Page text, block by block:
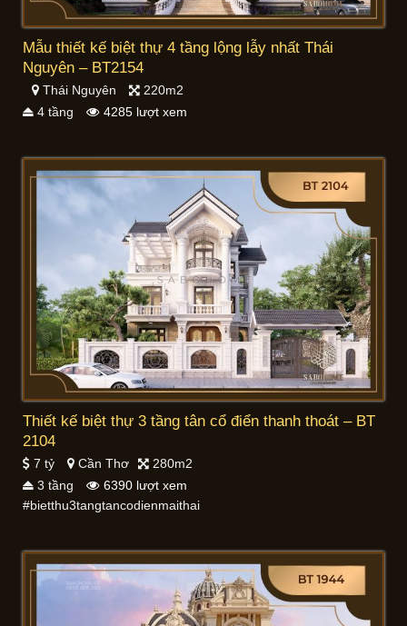
Mẫu thiết kế biệt thự 4 tầng lộng lẫy nhất Thái
Nguyên – BT2154
Thái Nguyên
220m2
4 tầng
4285 lượt xem
Thiết kế biệt thự 3 tầng tân cổ điển thanh thoát – BT
2104
7 tỷ Cần Thơ
280m2
3 tầng
6390 lượt xem
#bietthu3tangtancodienmaithai